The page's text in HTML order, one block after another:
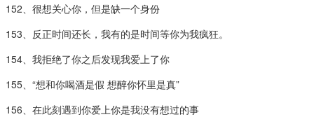
152、很想关心你，但是缺一个身份
153、反正时间还长，我有的是时间等你为我疯狂。
154、我拒绝了你之后发现我爱上了你
155、“想和你喝酒是假 想醉你怀里是真”
156、在此刻遇到你爱上你是我没有想过的事